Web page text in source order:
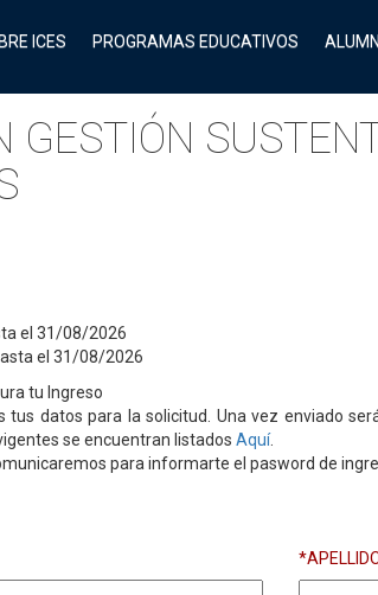
ICES PROGRAMAS EDUCATIVOS
GESTIÓN
el 31/08/2026
el 31/08/2026
tu Ingreso
datos para la solicitud. Una vez enviado
se encuentran listados Aquí.
para informarte el pasword de